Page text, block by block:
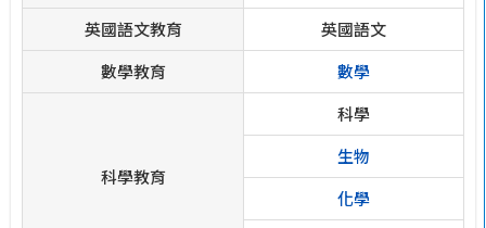
英國語文教育
英國語文
數學教育
數學
科學教育
科學
生物
化學